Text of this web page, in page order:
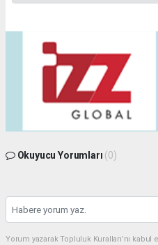
Okuyucu Yorumları (0)
Yorum yazarak Topluluk Kuralları’nı